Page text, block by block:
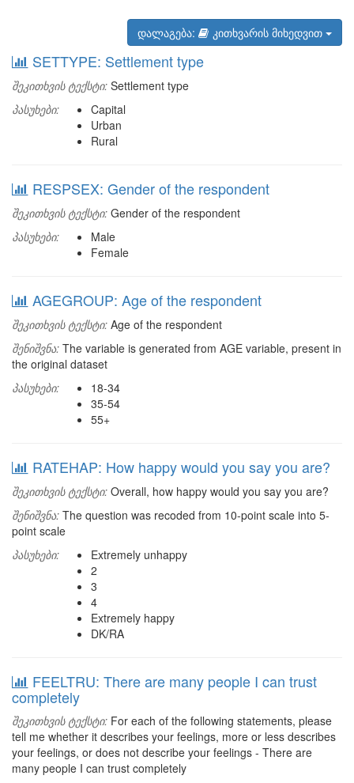
დალაგება: კითხვარის მიხედვით
SETTYPE: Settlement type
შეკითხვის ტექსტი: Settlement type
პასუხები:
Capital
Urban
Rural
RESPSEX: Gender of the respondent
შეკითხვის ტექსტი: Gender of the respondent
პასუხები:
Male
Female
AGEGROUP: Age of the respondent
შეკითხვის ტექსტი: Age of the respondent
შენიშვნა: The variable is generated from AGE variable, present in
the original dataset
პასუხები:
18-34
35-54
55+
RATEHAP: How happy would you say you are?
შეკითხვის ტექსტი: Overall, how happy would you say you are?
შენიშვნა: The question was recoded from 10-point scale into 5-
point scale
პასუხები:
Extremely unhappy
2
3
4
Extremely happy
DK/RA
FEELTRU: There are many people I can trust
completely
შეკითხვის ტექსტი: For each of the following statements, please
tell me whether it describes your feelings, more or less describes
your feelings, or does not describe your feelings - There are
many people I can trust completely